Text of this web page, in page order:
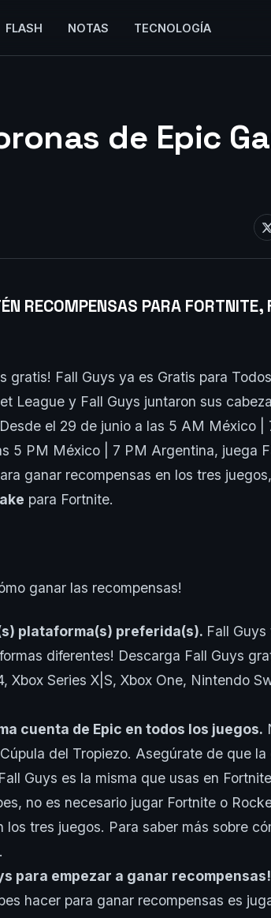
FLASH NOTAS TECNOLOGÍA
de Epic
RECOMPENSAS PARA FORTNITE,
gratis! Fall Guys ya es Gratis para
League y Fall Guys juntaron sus
el 29 de junio a las 5 AM México |
5 PM México | 7 PM Argentina, juega
ganar recompensas en los tres
para Fortnite.
ganar las recompensas!
plataforma(s) preferida(s). Fall
diferentes! Descarga Fall Guys
Xbox Series X|S, Xbox One, Nintendo
cuenta de Epic en todos los juegos.
del Tropiezo. Asegúrate de que la
Guys es la misma que usas en
no es necesario jugar Fortnite o
los tres juegos. Para saber más sobre
para empezar a ganar recompensas!
hacer para ganar recompensas es